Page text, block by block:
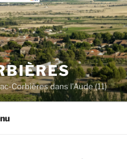
Corbières dans l'Aude (11)